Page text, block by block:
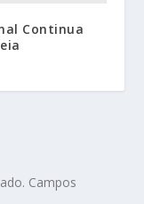
Continua
Campos